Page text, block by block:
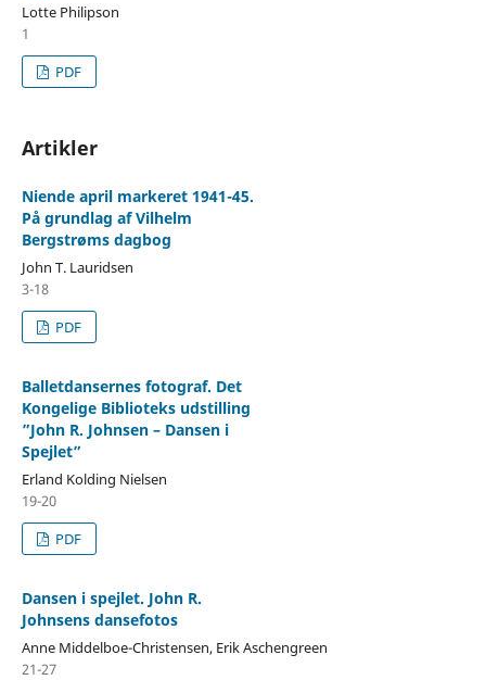
Lotte Philipson
1
PDF
Artikler
Niende april markeret 1941-45.
På grundlag af Vilhelm
Bergstrøms dagbog
John T. Lauridsen
3-18
PDF
Balletdansernes fotograf. Det
Kongelige Biblioteks udstilling
”John R. Johnsen – Dansen i
Spejlet”
Erland Kolding Nielsen
19-20
PDF
Dansen i spejlet. John R.
Johnsens dansefotos
Anne Middelboe-Christensen, Erik Aschengreen
21-27